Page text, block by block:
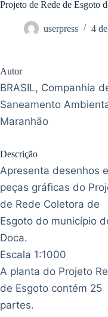
Projeto de Rede de Esgoto
userpress 4
Autor
BRASIL, Companhia
Saneamento
Maranhão
Descrição
Apresenta desenhos e
peças gráficas do
de Rede Coletora de
Esgoto do município
Doca.
Escala 1:1000
A planta do Projeto
de Esgoto contém 25
partes.